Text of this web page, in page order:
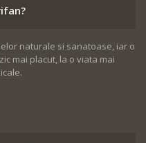
naturale si sanatoase, iar o
mai placut, la o viata mai